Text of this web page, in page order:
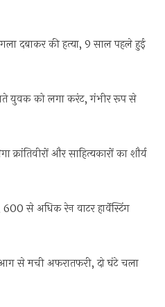
गला दबाकर की हत्या, 9 साल पहले हुई
युवक को लगा करंट, गंभीर रूप से
और साहित्यकारों का शौर्य
से अधिक रेन वाटर हार्वेस्टिंग
से मची अफरातफरी, दो घंटे चला